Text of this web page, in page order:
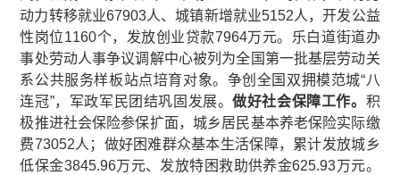
动力转移就业67903人、城镇新增就业5152人，开发公益
性岗位1160个，发放创业贷款7964万元。乐白道街道办
事处劳动人事争议调解中心被列为全国第一批基层劳动关
系公共服务样板站点培育对象。争创全国双拥模范城“八
连冠”，军政军民团结巩固发展。做好社会保障工作。 积
极推进社会保险参保扩面，城乡居民基本养老保险实际缴
费73052人；做好困难群众基本生活保障，累计发放城乡
低保金3845.96万元、发放特困救助供养金625.93万元。